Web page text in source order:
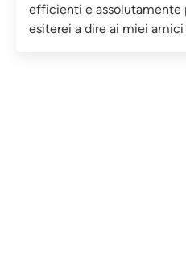
efficienti e assolutamente
esiterei a dire ai miei